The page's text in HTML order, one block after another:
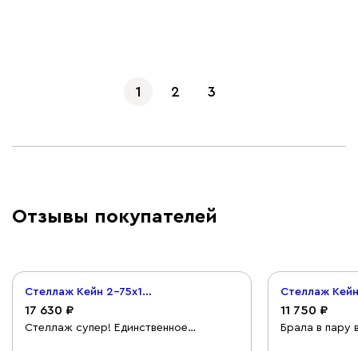
1 2 3
Отзывы покупателей
Стеллаж Кейн 2-75x149 Графитовый
17 630
Стеллаж супер! Единственное
11 750
Брала в пару